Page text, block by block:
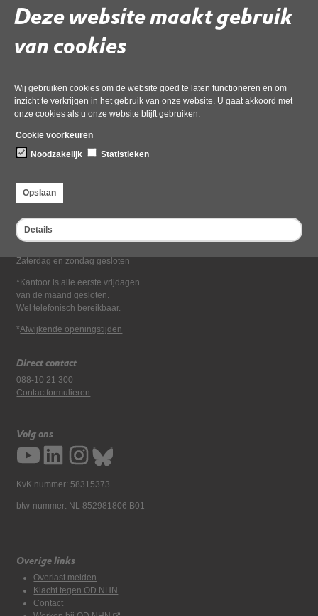
Deze website maakt gebruik
van cookies
Wij gebruiken cookies om de website goed te laten functioneren en om
inzicht te verkrijgen in het gebruik van onze website. U gaat akkoord met
onze cookies als u onze website blijft gebruiken.
Cookie voorkeuren
Noodzakelijk
Statistieken
Opslaan
Details
Bezoekadres
Dampten 2, 1624 NR Hoorn
Postbus 2095, 1620 EB Hoorn
Openingstijden kantoor
Maandag tot en met vrijdag*
van 08:00 tot 16:30
Zaterdag en zondag gesloten
*Kantoor is alle eerste vrijdagen
van de maand gesloten.
Wel telefonisch bereikbaar.
*Afwijkende openingstijden
Direct contact
088-10 21 300
Contactformulieren
Volg ons
KvK nummer: 58315373
btw-nummer: NL 852981806 B01
Overige links
Overlast melden
Klacht tegen OD NHN
Contact